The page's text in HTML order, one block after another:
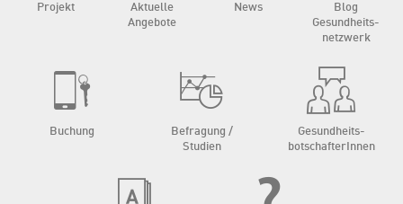
Projekt
Aktuelle
Angebote
News
Blog
Gesundheits­
netzwerk
Buchung
Befragung /
Studien
Gesundheits­
botschafterInnen